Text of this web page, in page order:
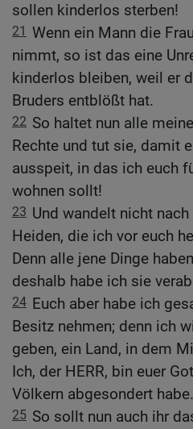
sollen kinderlos sterben!
21 Wenn ein Mann die
nimmt, so ist das eine
kinderlos bleiben, weil er
Bruders entblößt hat.
22 So haltet nun alle
Rechte und tut sie, damit
ausspeit, in das ich euch
wohnen sollt!
23 Und wandelt nicht
Heiden, die ich vor euch
Denn alle jene Dinge
deshalb habe ich sie
24 Euch aber habe ich
Besitz nehmen; denn ich
geben, ein Land, in dem
Ich, der HERR, bin euer
Völkern abgesondert habe.
25 So sollt nun auch ihr